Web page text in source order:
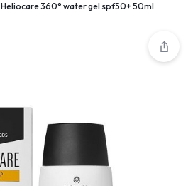
Heliocare 360° water gel spf50+ 50ml